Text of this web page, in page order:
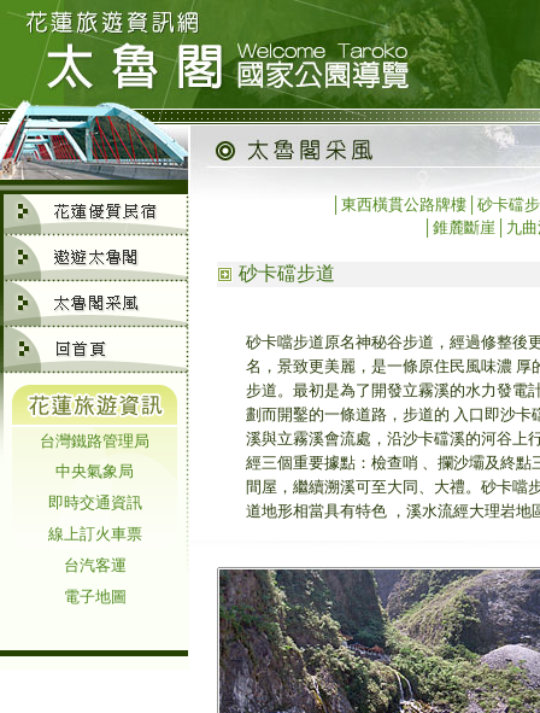
台灣鐵路管理局
中央氣象局
即時交通資訊
線上訂火車票
台汽客運
電子地圖
東西橫貫公路牌樓│砂卡礑
錐麓斷崖 九
砂卡礑步道
砂卡噹步道原名神秘谷步道，經過修整後
名，景致更美麗，是一條原住民風味濃 厚
步道。最初是為了開發立霧溪的水力發電
劃而開鑿的一條道路，步道的 入口即沙卡
溪與立霧溪會流處，沿沙卡礑溪的河谷上
經三個重要據點：檢查哨 、攔沙壩及終點
間屋，繼續溯溪可至大同、大禮。砂卡噹
道地形相當具有特色 ，溪水流經大理岩地